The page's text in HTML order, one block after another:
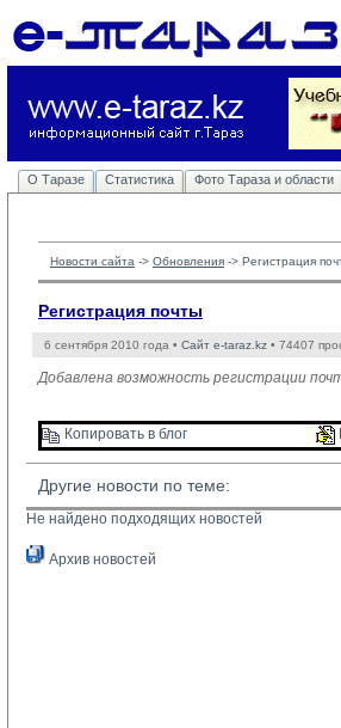
О Таразе Статистика Фото Тараза и области
Новости сайта -> Обновления -> Регистрация
Регистрация почты
6 сентября 2010 года • Сайт e-taraz.kz • 74407
Добавлена возможность регистрации
Копировать в блог
Другие новости по теме:
Не найдено подходящих новостей
Архив новостей